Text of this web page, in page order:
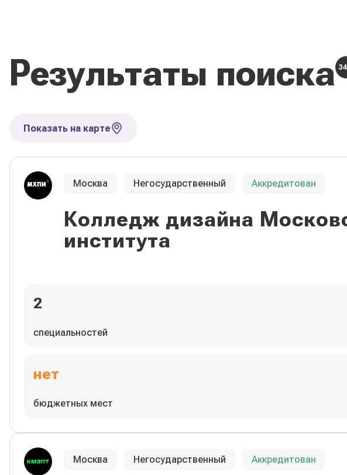
Результаты поиска
Показать на карте
Москва Негосударственный Аккредитован
Колледж дизайна
института
2
специальностей
нет
бюджетных мест
Москва Негосударственный Аккредитован